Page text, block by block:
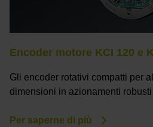
Encoder motore KCI 120 e
Gli encoder rotativi compatti per
dimensioni in azionamenti
Per saperne di più